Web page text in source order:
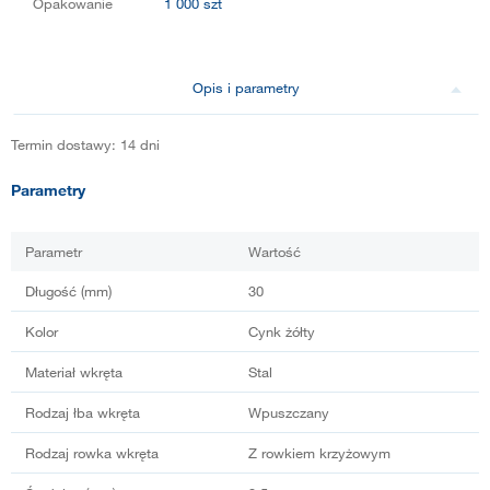
Opis i parametry
Termin dostawy: 14 dni
Parametry
Parametr Wartość
Długość (mm) 30
Kolor Cynk żółty
Materiał wkręta Stal
Rodzaj łba wkręta Wpuszczany
Rodzaj rowka wkręta Z rowkiem krzyżowym